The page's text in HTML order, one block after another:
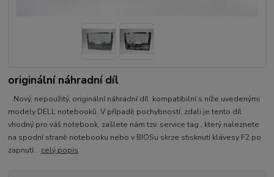
originální náhradní díl
Nový, nepoužitý, originální náhradní díl kompatibilní s níže uvedenými
modely DELL notebooků. V případě pochybností, zdali je tento díl
vhodný pro váš notebook, zašlete nám tzv. service tag , který naleznete
na spodní straně notebooku nebo v BIOSu skrze stisknutí klávesy F2 po
zapnutí... celý popis